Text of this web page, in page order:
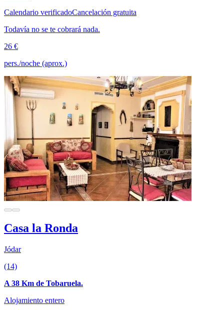
Calendario verificadoCancelación gratuita
Todavía no se te cobrará nada.
26 €
pers./noche (aprox.)
Casa la Ronda
Jódar
(14)
A 38 Km de Tobaruela.
Alojamiento entero